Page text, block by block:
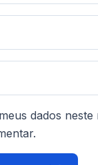
dados